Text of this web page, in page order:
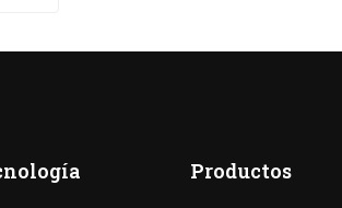
Productos